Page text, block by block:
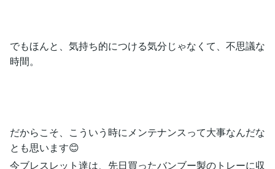
でもほんと、気持ち的につける気分じゃなくて、不思議な
時間。
だからこそ、こういう時にメンテナンスって大事なんだな
とも思います😊
今ブレスレット達は、先日買ったバンブー製のトレーに収